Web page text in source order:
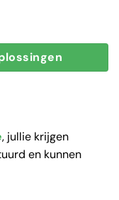
, jullie krijgen
en kunnen